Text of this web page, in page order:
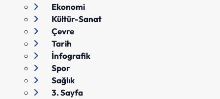
Ekonomi
Kültür-Sanat
Çevre
Tarih
İnfografik
Spor
Sağlık
3. Sayfa